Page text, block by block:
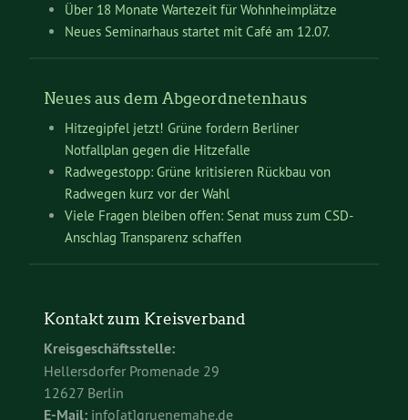
Über 18 Monate Wartezeit für Wohnheimplätze
Neues Seminarhaus startet mit Café am 12.07.
Neues aus dem Abgeordnetenhaus
Hitzegipfel jetzt! Grüne fordern Berliner
Notfallplan gegen die Hitzefalle
Radwegestopp: Grüne kritisieren Rückbau von
Radwegen kurz vor der Wahl
Viele Fragen bleiben offen: Senat muss zum CSD-
Anschlag Transparenz schaffen
Kontakt zum Kreisverband
Kreisgeschäftsstelle:
Hellersdorfer Promenade 29
12627 Berlin
E-Mail: info[at]gruenemahe.de